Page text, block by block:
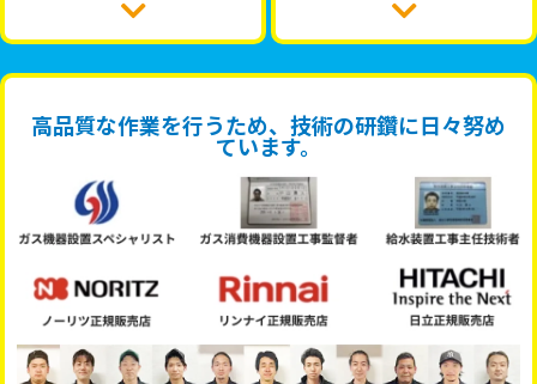
高品質な作業を行うため、技術の研鑽に日々努め
ています。